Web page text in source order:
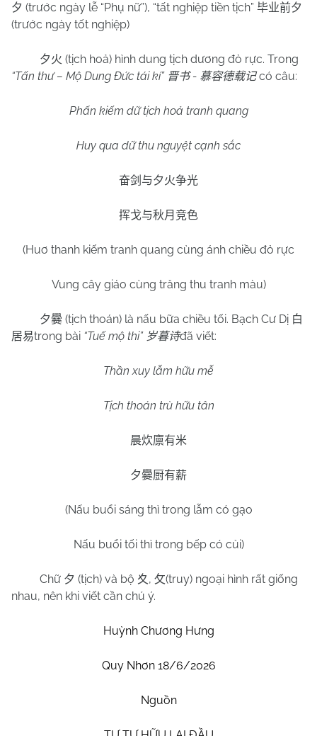
夕 (trước ngày lễ “Phụ nữ”), “tất nghiệp tiền tịch” 毕业前夕
(trước ngày tốt nghiệp)
夕火 (tịch hoả) hình dung tịch dương đỏ rực. Trong
“Tấn thư – Mộ Dung Đức tái kí” 晋书- 慕容德载记 có câu:
Phấn kiếm dữ tịch hoả tranh quang
Huy qua dữ thu nguyệt cạnh sắc
奋剑与夕火争光
挥戈与秋月竞色
(Huơ thanh kiếm tranh quang cùng ánh chiều đỏ rực
Vung cây giáo cùng trăng thu tranh màu)
夕爨 (tịch thoán) là nấu bữa chiều tối. Bạch Cư Dị 白
居易trong bài “Tuế mộ thi” 岁暮诗đã viết:
Thần xuy lẫm hữu mễ
Tịch thoán trù hữu tân
晨炊廪有米
夕爨厨有薪
(Nấu buổi sáng thì trong lẫm có gạo
Nấu buổi tối thì trong bếp có củi)
Chữ 夕 (tịch) và bộ 夊 , 攵(truy) ngoại hình rất giống
nhau, nên khi viết cần chú ý.
Huỳnh Chương Hưng
Quy Nhơn 18/6/2026
Nguồn